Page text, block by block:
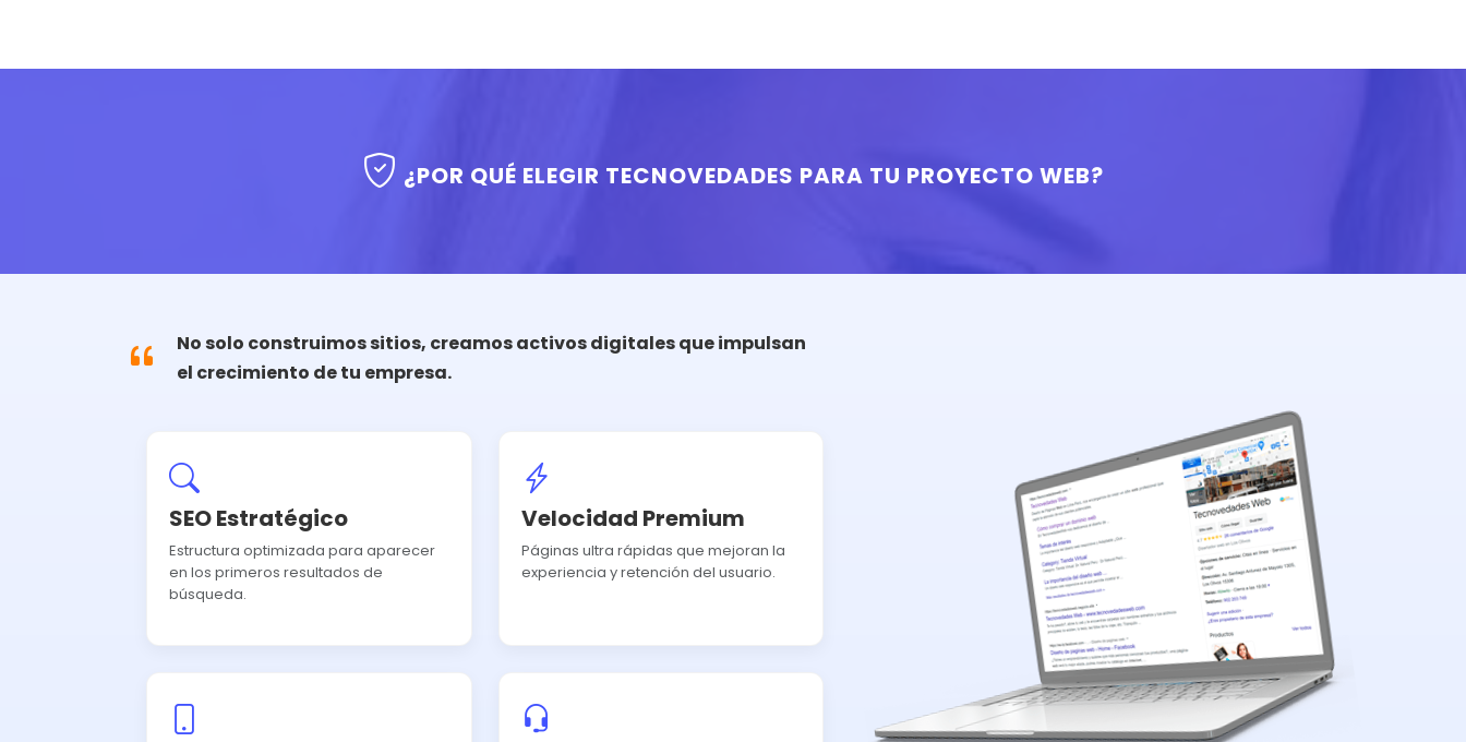
¿POR QUÉ ELEGIR TECNOVEDADES PARA TU PROYECTO WEB?
No solo construimos sitios, creamos activos digitales que impulsan
el crecimiento de tu empresa.
SEO Estratégico
Estructura optimizada para aparecer
en los primeros resultados de
búsqueda.
Velocidad Premium
Páginas ultra rápidas que mejoran la
experiencia y retención del usuario.